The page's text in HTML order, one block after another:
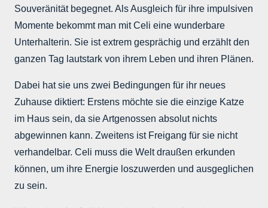
Souveränität begegnet. Als Ausgleich für ihre impulsiven
Momente bekommt man mit Celi eine wunderbare
Unterhalterin. Sie ist extrem gesprächig und erzählt den
ganzen Tag lautstark von ihrem Leben und ihren Plänen.
Dabei hat sie uns zwei Bedingungen für ihr neues
Zuhause diktiert: Erstens möchte sie die einzige Katze
im Haus sein, da sie Artgenossen absolut nichts
abgewinnen kann. Zweitens ist Freigang für sie nicht
verhandelbar. Celi muss die Welt draußen erkunden
können, um ihre Energie loszuwerden und ausgeglichen
zu sein.